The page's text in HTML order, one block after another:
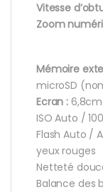
Vitesse
Zoom
Mémoire
microSD
Ecran : 6,8cm
ISO Auto /
Flash Auto /
yeux rouges
Netteté
Balance des